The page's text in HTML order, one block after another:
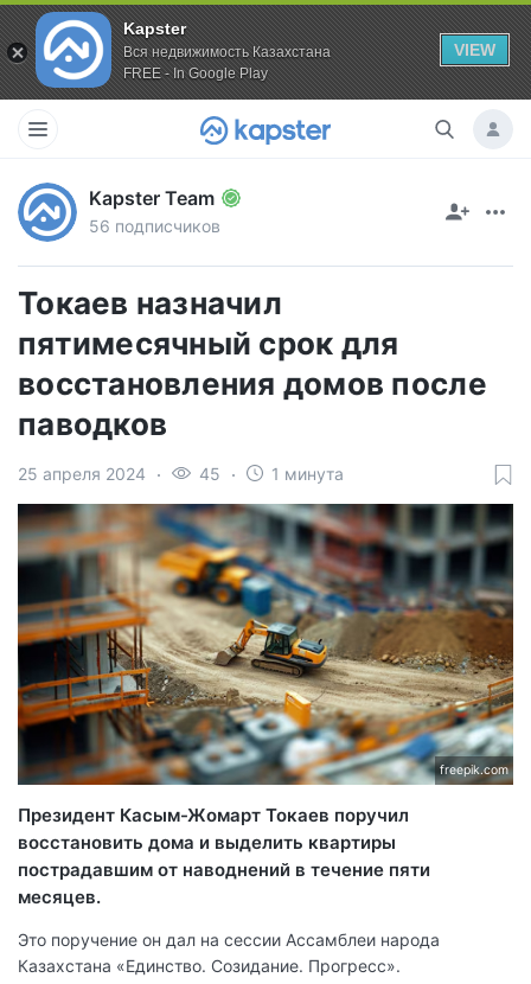
Kapster
Вся недвижимость Казахстана
FREE - In Google Play
VIEW
Kapster Team
56 подписчиков
Токаев назначил
пятимесячный срок для
восстановления домов после
паводков
25 апреля 2024 45 1 минута
freepik.com
Президент Касым-Жомарт Токаев поручил
восстановить дома и выделить квартиры
пострадавшим от наводнений в течение пяти
месяцев.
Это поручение он дал на сессии Ассамблеи народа
Казахстана «Единство. Созидание. Прогресс».